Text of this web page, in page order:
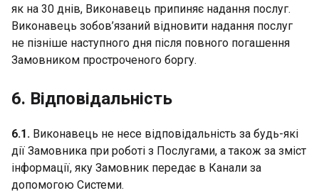
як на 30 днів, Виконавець припиняє надання послуг.
Виконавець зобов’язаний відновити надання послуг
не пізніше наступного дня після повного погашення
Замовником простроченого боргу.
6. Відповідальність
6.1. Виконавець не несе відповідальність за будь-які
дії Замовника при роботі з Послугами, а також за зміст
інформації, яку Замовник передає в Канали за
допомогою Системи.